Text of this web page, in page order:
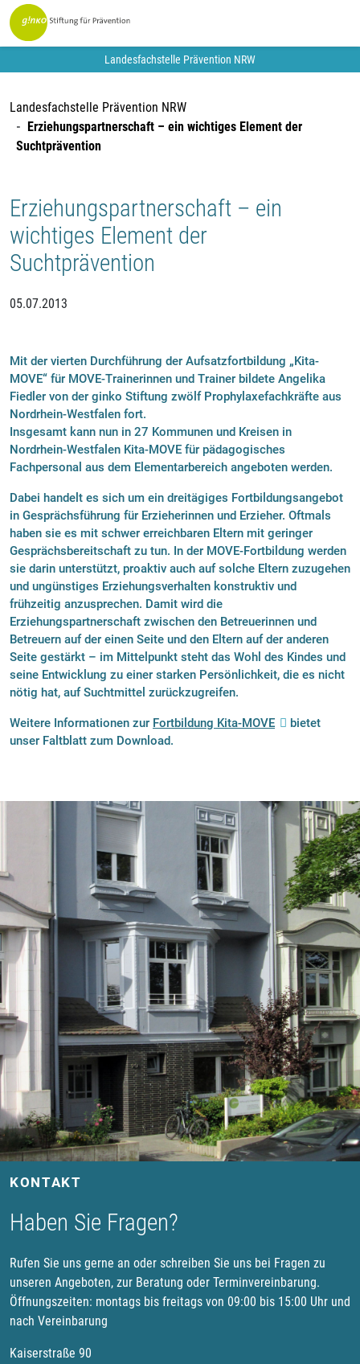
Landesfachstelle Prävention NRW
Landesfachstelle Prävention NRW
Erziehungspartnerschaft – ein wichtiges Element der
Suchtprävention
Erziehungspartnerschaft – ein
wichtiges Element der
Suchtprävention
05.07.2013
Mit der vierten Durchführung der Aufsatzfortbildung „Kita-
MOVE“ für MOVE-Trainerinnen und Trainer bildete Angelika
Fiedler von der ginko Stiftung zwölf Prophylaxefachkräfte aus
Nordrhein-Westfalen fort.
Insgesamt kann nun in 27 Kommunen und Kreisen in
Nordrhein-Westfalen Kita-MOVE für pädagogisches
Fachpersonal aus dem Elementarbereich angeboten werden.
Dabei handelt es sich um ein dreitägiges Fortbildungsangebot
in Gesprächsführung für Erzieherinnen und Erzieher. Oftmals
haben sie es mit schwer erreichbaren Eltern mit geringer
Gesprächsbereitschaft zu tun. In der MOVE-Fortbildung werden
sie darin unterstützt, proaktiv auch auf solche Eltern zuzugehen
und ungünstiges Erziehungsverhalten konstruktiv und
frühzeitig anzusprechen. Damit wird die
Erziehungspartnerschaft zwischen den Betreuerinnen und
Betreuern auf der einen Seite und den Eltern auf der anderen
Seite gestärkt – im Mittelpunkt steht das Wohl des Kindes und
seine Entwicklung zu einer starken Persönlichkeit, die es nicht
nötig hat, auf Suchtmittel zurückzugreifen.
Weitere Informationen zur Fortbildung Kita-MOVE
bietet
unser Faltblatt zum Download.
KONTAKT
Haben Sie Fragen?
Rufen Sie uns gerne an oder schreiben Sie uns bei Fragen zu
unseren Angeboten, zur Beratung oder Terminvereinbarung.
Öffnungszeiten: montags bis freitags von 09:00 bis 15:00 Uhr und
nach Vereinbarung
Kaiserstraße 90